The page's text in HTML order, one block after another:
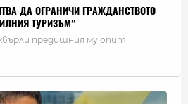
ДА ОГРАНИЧИ ГРАЖДАНСТВОТО
ТУРИЗЪМ“
предишния му опит